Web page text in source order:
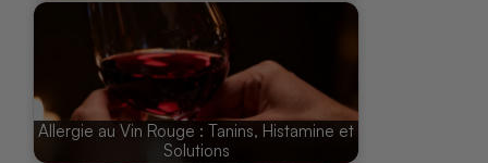
Allergie au Vin Rouge : Tanins, Histamine et
Solutions